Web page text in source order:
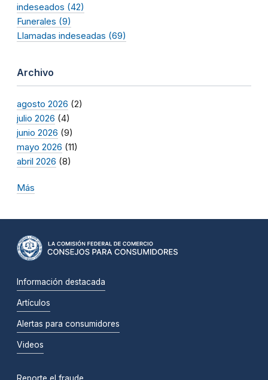
indeseados (42)
Funerales (9)
Llamadas indeseadas (69)
Archivo
agosto 2026 (2)
julio 2026 (4)
junio 2026 (9)
mayo 2026 (11)
abril 2026 (8)
Más
Información destacada
Artículos
Alertas para consumidores
Videos